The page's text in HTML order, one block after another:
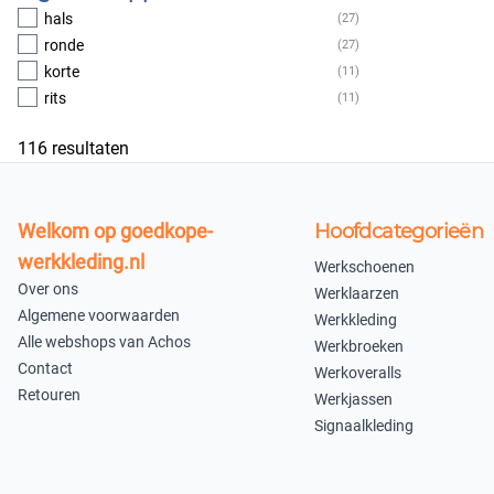
200 (1)
(1)
285 (1)
300 (1)
V-neck (6)
fleece trui
(3)
(2)
Sweats (2)
t-shirt (1)
hals (27)
ronde (27)
korte (11)
rits (11)
Meer
116 resultaten
Welkom op goedkope-
werkkleding.nl
Over ons
Algemene voorwaarden
Alle webshops van Achos
Contact
Retouren
Hoofdcategorieën
Werkschoenen
Werklaarzen
Werkkleding
Werkbroeken
Werkoveralls
Werkjassen
Signaalkleding